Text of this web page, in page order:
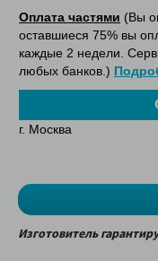
Оплата частями (Вы
оставшиеся 75% вы
каждые 2 недели.
любых банков.)
г. Москва
Изготовитель